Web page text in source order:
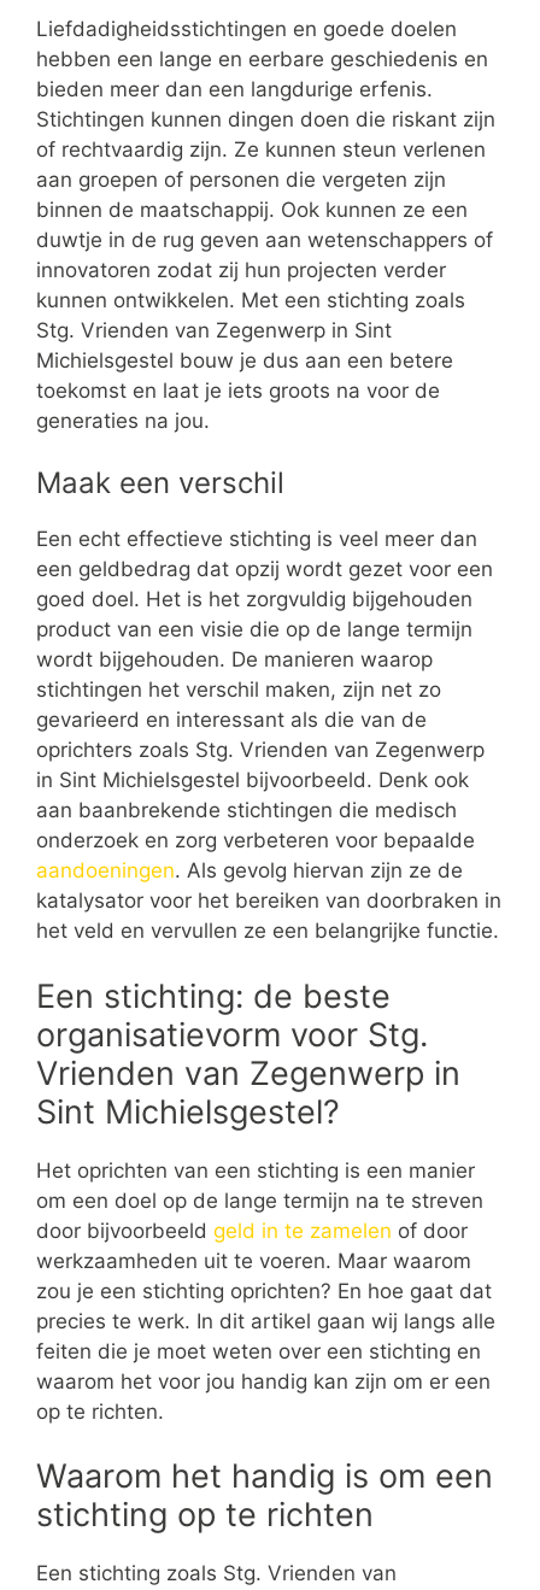
Liefdadigheidsstichtingen en goede doelen
hebben een lange en eerbare geschiedenis en
bieden meer dan een langdurige erfenis.
Stichtingen kunnen dingen doen die riskant zijn
of rechtvaardig zijn. Ze kunnen steun verlenen
aan groepen of personen die vergeten zijn
binnen de maatschappij. Ook kunnen ze een
duwtje in de rug geven aan wetenschappers of
innovatoren zodat zij hun projecten verder
kunnen ontwikkelen. Met een stichting zoals
Stg. Vrienden van Zegenwerp in Sint
Michielsgestel bouw je dus aan een betere
toekomst en laat je iets groots na voor de
generaties na jou.
Maak een verschil
Een echt effectieve stichting is veel meer dan
een geldbedrag dat opzij wordt gezet voor een
goed doel. Het is het zorgvuldig bijgehouden
product van een visie die op de lange termijn
wordt bijgehouden. De manieren waarop
stichtingen het verschil maken, zijn net zo
gevarieerd en interessant als die van de
oprichters zoals Stg. Vrienden van Zegenwerp
in Sint Michielsgestel bijvoorbeeld. Denk ook
aan baanbrekende stichtingen die medisch
onderzoek en zorg verbeteren voor bepaalde
aandoeningen. Als gevolg hiervan zijn ze de
katalysator voor het bereiken van doorbraken in
het veld en vervullen ze een belangrijke functie.
Een stichting: de beste
organisatievorm voor Stg.
Vrienden van Zegenwerp in
Sint Michielsgestel?
Het oprichten van een stichting is een manier
om een doel op de lange termijn na te streven
door bijvoorbeeld geld in te zamelen of door
werkzaamheden uit te voeren. Maar waarom
zou je een stichting oprichten? En hoe gaat dat
precies te werk. In dit artikel gaan wij langs alle
feiten die je moet weten over een stichting en
waarom het voor jou handig kan zijn om er een
op te richten.
Waarom het handig is om een
stichting op te richten
Een stichting zoals Stg. Vrienden van